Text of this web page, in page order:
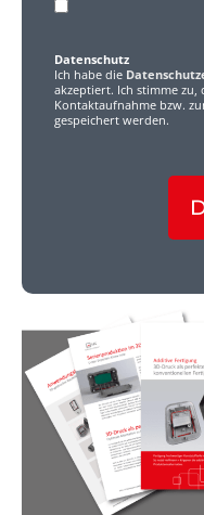
Datenschutz
Ich habe die
akzeptiert. Ich stimme zu,
Kontaktaufnahme bzw.
gespeichert werden.